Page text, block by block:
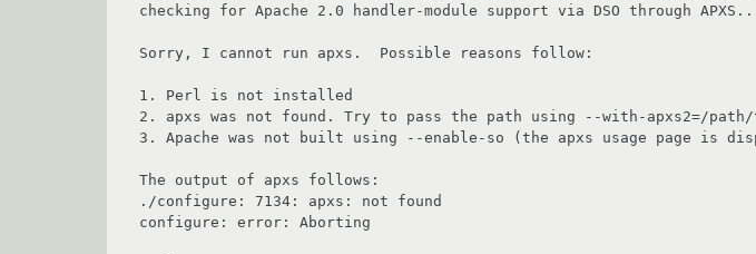
checking for Apache 2.0 handler-module support via DSO through
Sorry, I cannot run apxs.  Possible reasons follow:
1. Perl is not installed
2. apxs was not found. Try to pass the path using --with-apxs2=/path/
3. Apache was not built using --enable-so (the apxs usage page is
The output of apxs follows:
./configure: 7134: apxs: not found
configure: error: Aborting